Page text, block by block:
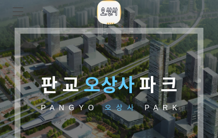
판 교오상사파 크
PANGYO오상사PARK